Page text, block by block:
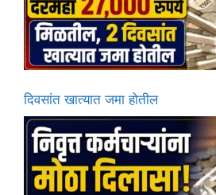
दिवसांत खात्यात जमा होतील